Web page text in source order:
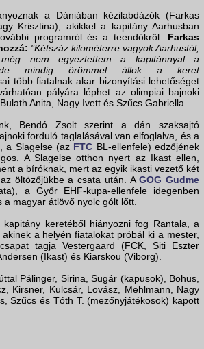
a Dániában kézilabdázók (Farkas
Krisztina), akikkel a kapitány Aarhusban
programról és a teendőkről. Farkas
"Kétszáz kilométerre vagyok Aarhustól,
nem egyeztettem a kapitánnyal a
de mindig örömmel állok a keret
több fiatalnak akar bizonyítási lehetőséget
pályára léphet az olimpiai bajnoki
Anita, Nagy Ivett és Szűcs Gabriella.
Bendó Zsolt szerint a dán szaksajtó
forduló taglalásával van elfoglalva, és a
a Slagelse (az FTC BL-ellenfele) edzőjének
A Slagelse otthon nyert az Ikast ellen,
a bíróknak, mert az egyik ikasti vezető két
öltözőjükbe a csata után. AGOG Gudme
a Győr EHF-kupa-ellenfele idegenben
a magyar átlövő nyolc gólt lőtt.
kapitány keretéből hiányozni fog Rantala, a
a helyén fiatalokat próbál ki a mester,
tagja Vestergaard (FCK, Siti Eszter
(Ikast) és Kiarskou (Viborg).
Pálinger, Sirina, Sugár (kapusok), Bohus,
Kirsner, Kulcsár, Lovász, Mehlmann, Nagy
Szűcs és Tóth T. (mezőnyjátékosok) kapott